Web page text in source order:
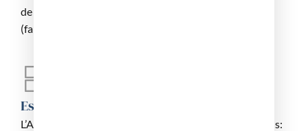
de 1874, professionals sanitaris de ciències afins
(farmacèutics, veterinaris, biòlegs,…).
Estructuració
L’Acadèmia està actualment dividida en quatre seccions: